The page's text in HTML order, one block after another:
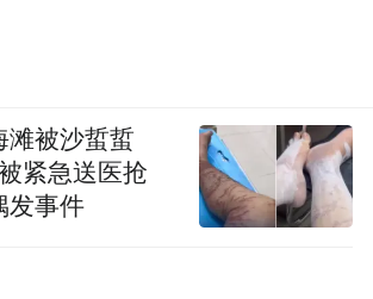
滩被沙蜇蜇
紧急送医抢
发事件